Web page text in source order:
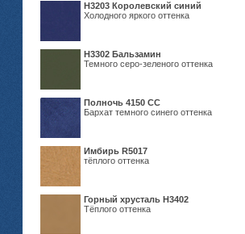
Н3203 Королевский синий
Холодного яркого оттенка
Н3302 Бальзамин
Темного серо-зеленого оттенка
Полночь 4150 СС
Бархат темного синего оттенка
Имбирь R5017
тёплого оттенка
Горный хрусталь H3402
Тёплого оттенка